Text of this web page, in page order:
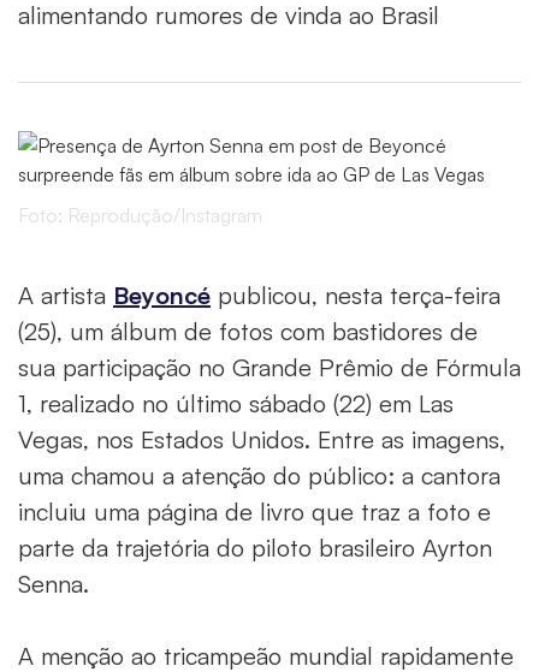
alimentando rumores de vinda ao Brasil
Foto: Reprodução/Instagram
A artista Beyoncé publicou, nesta terça-feira
(25), um álbum de fotos com bastidores de
sua participação no Grande Prêmio de Fórmula
1, realizado no último sábado (22) em Las
Vegas, nos Estados Unidos. Entre as imagens,
uma chamou a atenção do público: a cantora
incluiu uma página de livro que traz a foto e
parte da trajetória do piloto brasileiro Ayrton
Senna.
A menção ao tricampeão mundial rapidamente